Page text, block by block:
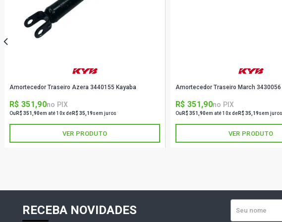
Amortecedor Traseiro Azera 3440155 Kayaba
R$ 351,90no PIX
Ou R$ 351,90em até 10x deR$ 35,19sem juros
VER PRODUTO
Amortecedor Traseiro March 3430056
R$ 351,90no PIX
Ou R$ 351,90em até 10x deR$ 35,19sem juros
VER PRODUTO
RECEBA NOVIDADES